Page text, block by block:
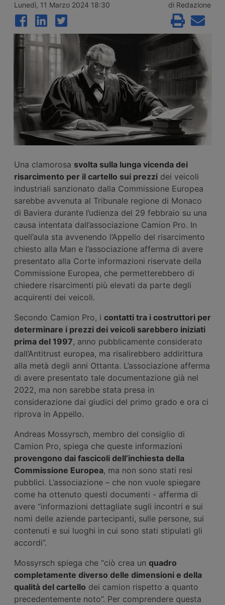
Lunedì, 11 Marzo 2024 18:30 di Redazione
Una clamorosa svolta sulla lunga vicenda dei
risarcimento per il cartello sui prezzi dei veicoli
industriali sanzionato dalla Commissione Europea
sarebbe avvenuta al Tribunale regione di Monaco
di Baviera durante l’udienza del 29 febbraio su una
causa intentata dall’associazione Camion Pro. In
quell’aula sta avvenendo l’Appello del risarcimento
chiesto alla Man e l’associazione afferma di avere
presentato alla Corte informazioni riservate della
Commissione Europea, che permetterebbero di
chiedere risarcimenti più elevati da parte degli
acquirenti dei veicoli.
Secondo Camion Pro, i contatti tra i costruttori per
determinare i prezzi dei veicoli sarebbero iniziati
prima del 1997, anno pubblicamente considerato
dall’Antitrust europea, ma risalirebbero addirittura
alla metà degli anni Ottanta. L’associazione afferma
di avere presentato tale documentazione già nel
2022, ma non sarebbe stata presa in
considerazione dai giudici del primo grado e ora ci
riprova in Appello.
Andreas Mossyrsch, membro del consiglio di
Camion Pro, spiega che queste informazioni
provengono dai fascicoli dell’inchiesta della
Commissione Europea, ma non sono stati resi
pubblici. L’associazione – che non vuole spiegare
come ha ottenuto questi documenti - afferma di
avere “informazioni dettagliate sugli incontri e sui
nomi delle aziende partecipanti, sulle persone, sui
contenuti e sui luoghi in cui sono stati stipulati gli
accordi”.
Mossyrsch spiega che “ciò crea un quadro
completamente diverso delle dimensioni e della
qualità del cartello dei camion rispetto a quanto
precedentemente noto”. Per comprendere questa